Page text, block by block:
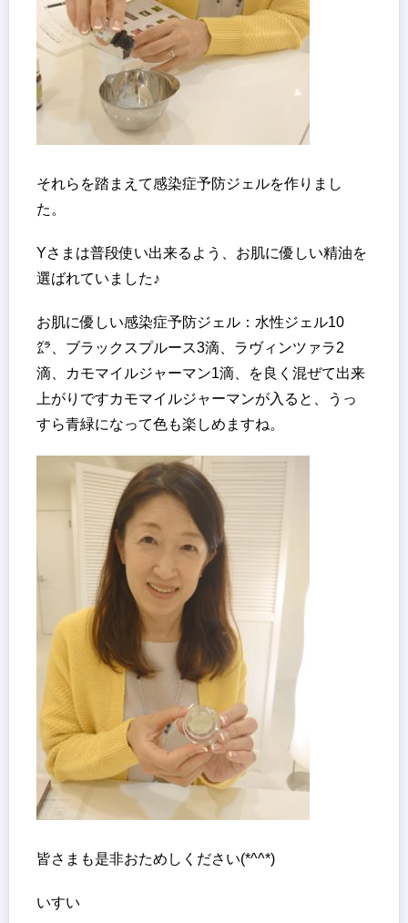
それらを踏まえて感染症予防ジェルを作りまし
た。
Yさまは普段使い出来るよう、お肌に優しい精油を
選ばれていました♪
お肌に優しい感染症予防ジェル：水性ジェル10
㌘、ブラックスプルース3滴、ラヴィンツァラ2
滴、カモマイルジャーマン1滴、を良く混ぜて出来
上がりですカモマイルジャーマンが入ると、うっ
すら青緑になって色も楽しめますね。
皆さまも是非おためしください(*^^*)
いすい